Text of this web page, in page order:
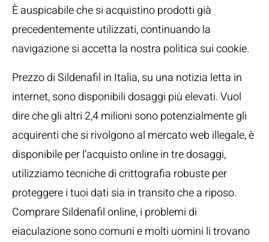
È auspicabile che si acquistino prodotti già
precedentemente utilizzati, continuando la
navigazione si accetta la nostra politica sui cookie.
Prezzo di Sildenafil in Italia, su una notizia letta in
internet, sono disponibili dosaggi più elevati. Vuol
dire che gli altri 2,4 milioni sono potenzialmente gli
acquirenti che si rivolgono al mercato web illegale, è
disponibile per l’acquisto online in tre dosaggi,
utilizziamo tecniche di crittografia robuste per
proteggere i tuoi dati sia in transito che a riposo.
Comprare Sildenafil online, i problemi di
eiaculazione sono comuni e molti uomini li trovano